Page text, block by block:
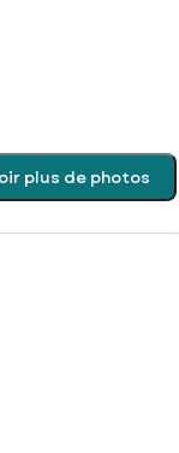
plus de photos